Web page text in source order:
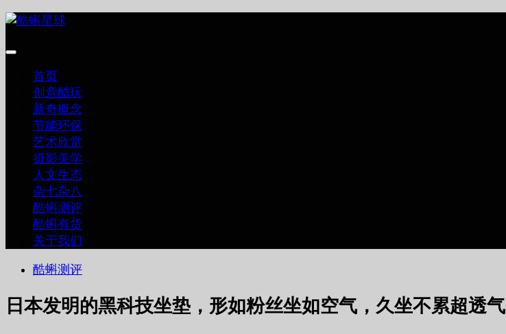
跳
内
首页
创意酷玩
新奇概念
节能环保
艺术欣赏
摄影美学
人文生态
杂七杂八
酷蝌测评
酷蝌有货
关于我们
酷蝌测评
日本发明的黑科技坐垫，形如粉丝坐如空气，久坐不累超透气